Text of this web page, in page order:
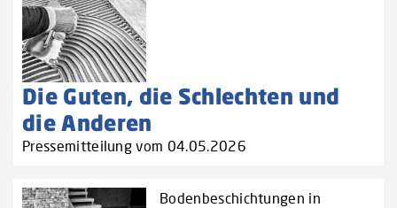
Die Guten, die Schlechten und
die Anderen
Pressemitteilung vom 04.05.2026
Bodenbeschichtungen in